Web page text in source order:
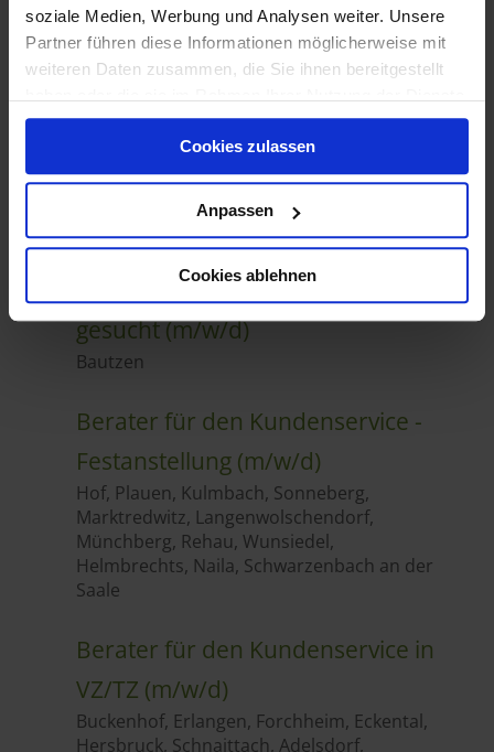
soziale Medien, Werbung und Analysen weiter. Unsere
Partner führen diese Informationen möglicherweise mit
weiteren Daten zusammen, die Sie ihnen bereitgestellt
gesammelt haben.
Cookies zulassen
Anpassen
Cookies ablehnen